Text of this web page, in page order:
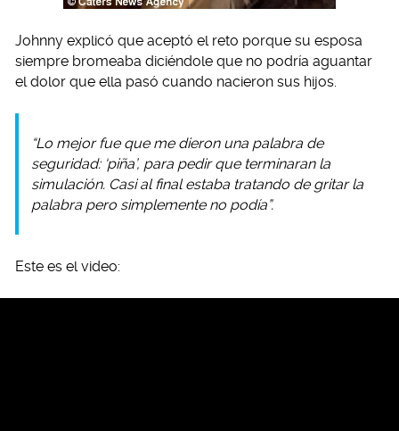
Johnny explicó que aceptó el reto porque su esposa
siempre bromeaba diciéndole que no podría aguantar
el dolor que ella pasó cuando nacieron sus hijos.
“Lo mejor fue que me dieron una palabra de
seguridad: ‘piña’, para pedir que terminaran la
simulación. Casi al final estaba tratando de gritar la
palabra pero simplemente no podía”.
Este es el video: